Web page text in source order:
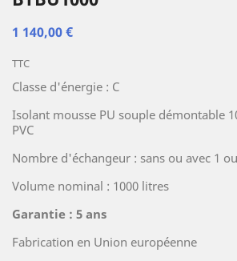
1 140,00 €
TTC
Classe d'énergie : C
Isolant mousse PU souple démontable
PVC
Nombre d'échangeur : sans ou avec 1
Volume nominal : 1000 litres
Garantie : 5 ans
Fabrication en Union européenne